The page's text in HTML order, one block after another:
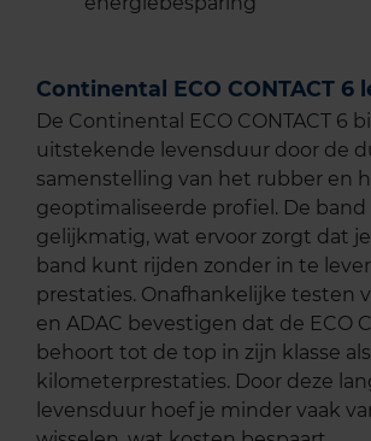
Continental ECO CONTACT 6
De Continental ECO CONTACT 6
uitstekende levensduur door de
samenstelling van het rubber en
geoptimaliseerde profiel. De band
gelijkmatig, wat ervoor zorgt dat
band kunt rijden zonder in te
prestaties. Onafhankelijke testen
en ADAC bevestigen dat de ECO
behoort tot de top in zijn klasse
kilometerprestaties. Door deze
levensduur hoef je minder vaak